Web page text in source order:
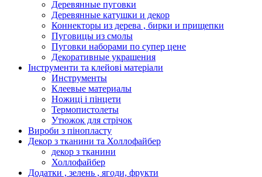
Деревянные пуговки
Деревянные катушки и декор
Коннекторы из дерева , бирки и прищепки
Пуговицы из смолы
Пуговки наборами по супер цене
Декоративные украшения
Інструменти та клейові матеріали
Инструменты
Клеевые материалы
Ножиці і пінцети
Термопистолеты
Утюжок для стрічок
Вироби з пінопласту
Декор з тканини та Холлофайбер
декор з тканини
Холлофайбер
Додатки , зелень , ягоди, фрукти